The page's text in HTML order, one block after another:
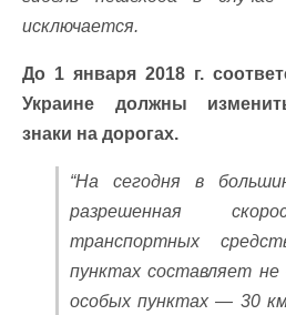
исключается.
До 1 января 2018 г.
Украине должны
знаки на дорогах.
“На сегодня в
разрешенная
транспортных
пунктах составляет не
особых пунктах — 30